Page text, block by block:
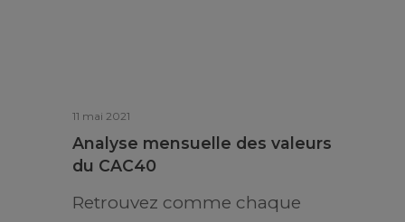
11 mai 2021
Analyse mensuelle des valeurs
du CAC40
Retrouvez comme chaque